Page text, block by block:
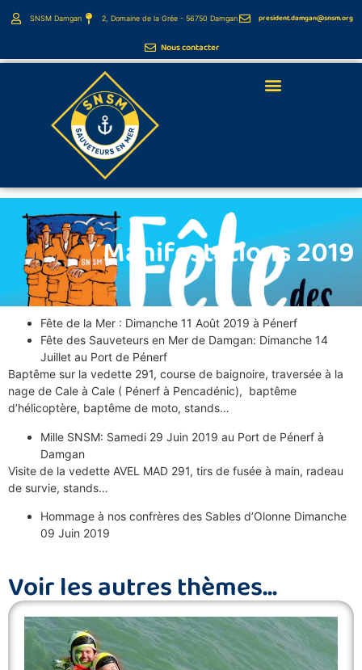
SNSM Damgan 2, Domaine de la Grée - 56750 Damgan president.damgan@snsm.org
Nous contacter
Manifestations 2019
Fête de la Mer : Dimanche 11 Août 2019 à Pénerf
Fête des Sauveteurs en Mer de Damgan: Dimanche 14
Juillet au Port de Pénerf
Baptême sur la vedette 291, course de baignoire, traversée à la
nage de Cale à Cale ( Pénerf à Pencadénic), baptême
d’hélicoptère, baptême de moto, stands…
Mille SNSM: Samedi 29 Juin 2019 au Port de Pénerf à
Damgan
Visite de la vedette AVEL MAD 291, tirs de fusée à main, radeau
de survie, stands…
Hommage à nos confrères des Sables d’Olonne Dimanche
09 Juin 2019
Voir les autres thèmes...